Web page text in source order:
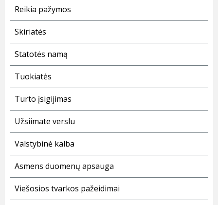
Reikia pažymos
Skiriatės
Statotės namą
Tuokiatės
Turto įsigijimas
Užsiimate verslu
Valstybinė kalba
Asmens duomenų apsauga
Viešosios tvarkos pažeidimai